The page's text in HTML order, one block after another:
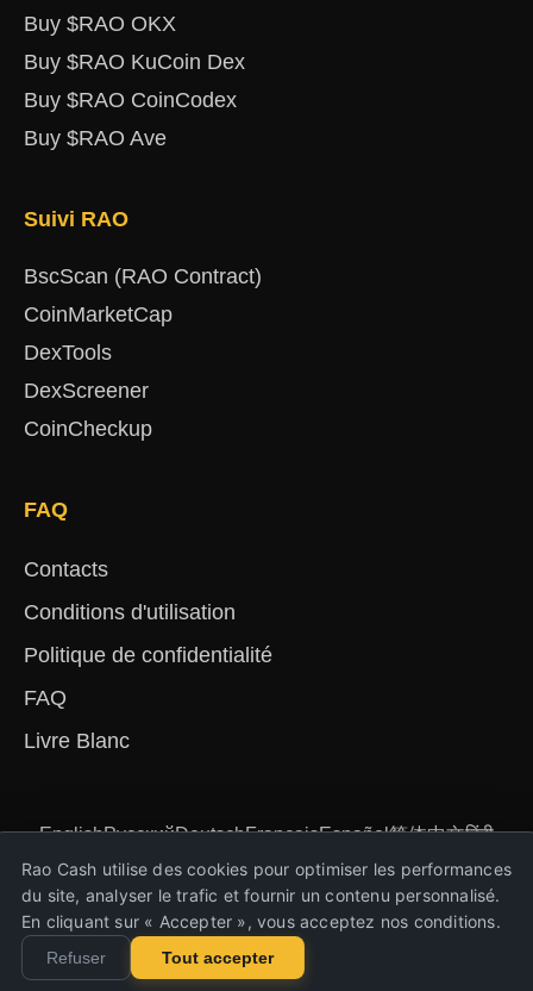
Buy $RAO OKX
Buy $RAO KuCoin Dex
Buy $RAO CoinCodex
Buy $RAO Ave
Suivi RAO
BscScan (RAO Contract)
CoinMarketCap
DexTools
DexScreener
CoinCheckup
FAQ
Contacts
Conditions d'utilisation
Politique de confidentialité
FAQ
Livre Blanc
EnglishРусскийDeutschFrançaisEspañol简体中文हिंदी
TürkçePortuguêsNederlandsУкраїнська
Copyright © 2023-2026 Rao Cash. Tous droits
réservés.
Rao Cash utilise des cookies pour optimiser les performances
du site, analyser le trafic et fournir un contenu personnalisé.
En cliquant sur « Accepter », vous acceptez nos conditions.
Refuser Tout accepter